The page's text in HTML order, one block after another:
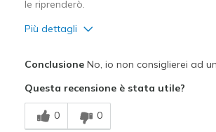
le riprenderò.
Più dettagli
Difetti
Bassa stabilità
ConclusioneNo, io non consiglierei ad
Questa recensione è stata utile?
0 0